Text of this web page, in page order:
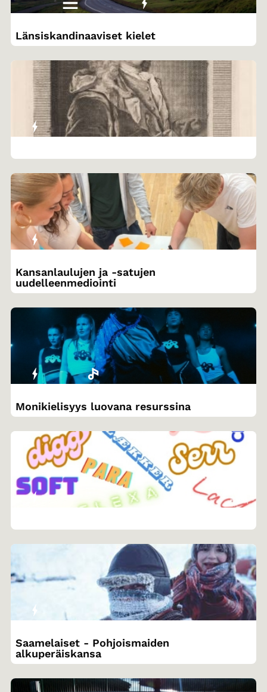
Länsiskandinaaviset kielet
Kansanlaulujen ja -satujen
uudelleenmediointi
Monikielisyys luovana resurssina
Saamelaiset - Pohjoismaiden
alkuperäiskansa